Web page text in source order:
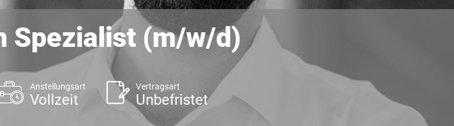
Spezialist (m/w/d)
Anstellungsart
Vollzeit
Vertragsart
Unbefristet